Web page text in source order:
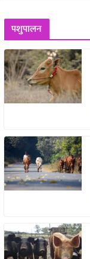
पशुपालन